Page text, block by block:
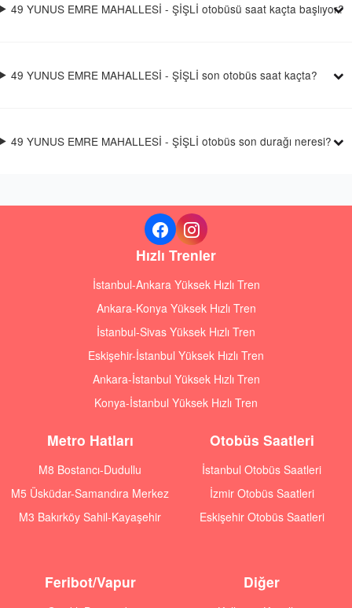
49 YUNUS EMRE MAHALLESİ - ŞİŞLİ otobüsü saat kaçta başlıyor?
49 YUNUS EMRE MAHALLESİ - ŞİŞLİ son otobüs saat kaçta?
49 YUNUS EMRE MAHALLESİ - ŞİŞLİ otobüs son durağı neresi?
Hızlı Trenler
İstanbul-Ankara Yüksek Hızlı Tren
Ankara-Konya Yüksek Hızlı Tren
İstanbul-Sivas Yüksek Hızlı Tren
Eskişehir-İstanbul Yüksek Hızlı Tren
Ankara-İstanbul Yüksek Hızlı Tren
Konya-İstanbul Yüksek Hızlı Tren
Metro Hatları
M8 Bostancı-Dudullu
M5 Üsküdar-Samandıra Merkez
M3 Bakırköy Sahil-Kayaşehir
Otobüs Saatleri
İstanbul Otobüs Saatleri
İzmir Otobüs Saatleri
Eskişehir Otobüs Saatleri
Feribot/Vapur Diğer